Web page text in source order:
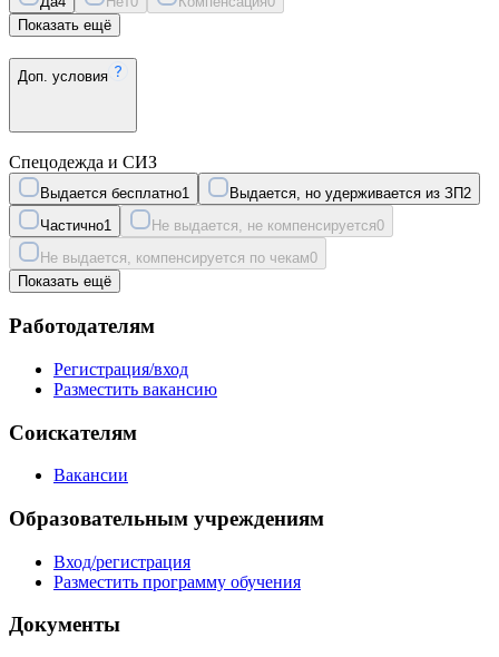
Показать ещё
Доп. условия
Спецодежда и СИЗ
Выдается бесплатно1 Выдается, но удерживается из ЗП2
Частично1 Не выдается, не компенсируется0
Не выдается, компенсируется по чекам0
Показать ещё
Работодателям
Регистрация/вход
Разместить вакансию
Соискателям
Вакансии
Образовательным учреждениям
Вход/регистрация
Разместить программу обучения
Документы